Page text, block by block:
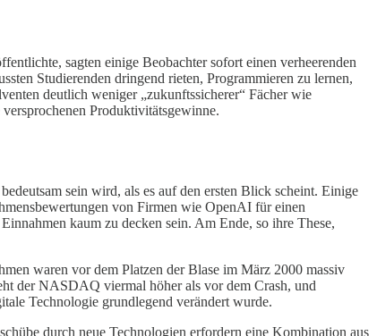
sagten einige Beobachter sofort einen verheerenden
Studierenden dringend rieten, Programmieren zu lernen,
deutlich weniger „zukunftssicherer“ Fächer wie
Produktivitätsgewinne.
sein wird, als es auf den ersten Blick scheint. Einige
von Firmen wie OpenAI für einen
kaum zu decken sein. Am Ende, so ihre These,
waren vor dem Platzen der Blase im März 2000 massiv
der NASDAQ viermal höher als vor dem Crash, und
Technologie grundlegend verändert wurde.
durch neue Technologien erfordern eine Kombination aus